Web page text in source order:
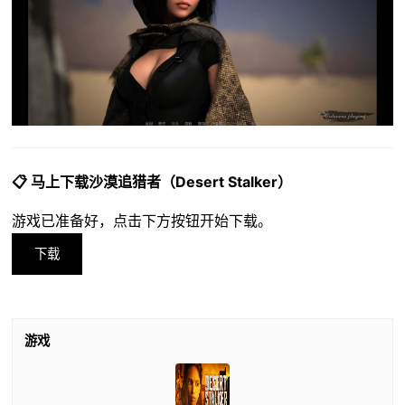
📋 马上下载沙漠追猎者（Desert Stalker）
游戏已准备好，点击下方按钮开始下载。
下载
游戏